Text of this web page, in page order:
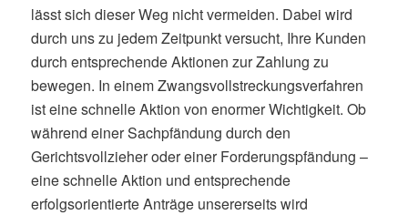
lässt sich dieser Weg nicht vermeiden. Dabei wird
durch uns zu jedem Zeitpunkt versucht, Ihre Kunden
durch entsprechende Aktionen zur Zahlung zu
bewegen. In einem Zwangsvollstreckungsverfahren
ist eine schnelle Aktion von enormer Wichtigkeit. Ob
während einer Sachpfändung durch den
Gerichtsvollzieher oder einer Forderungspfändung –
eine schnelle Aktion und entsprechende
erfolgsorientierte Anträge unsererseits wird